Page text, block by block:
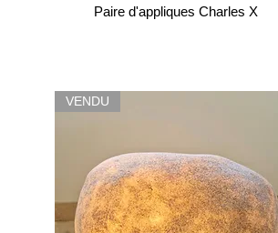
Paire d'appliques Charles X
VENDU